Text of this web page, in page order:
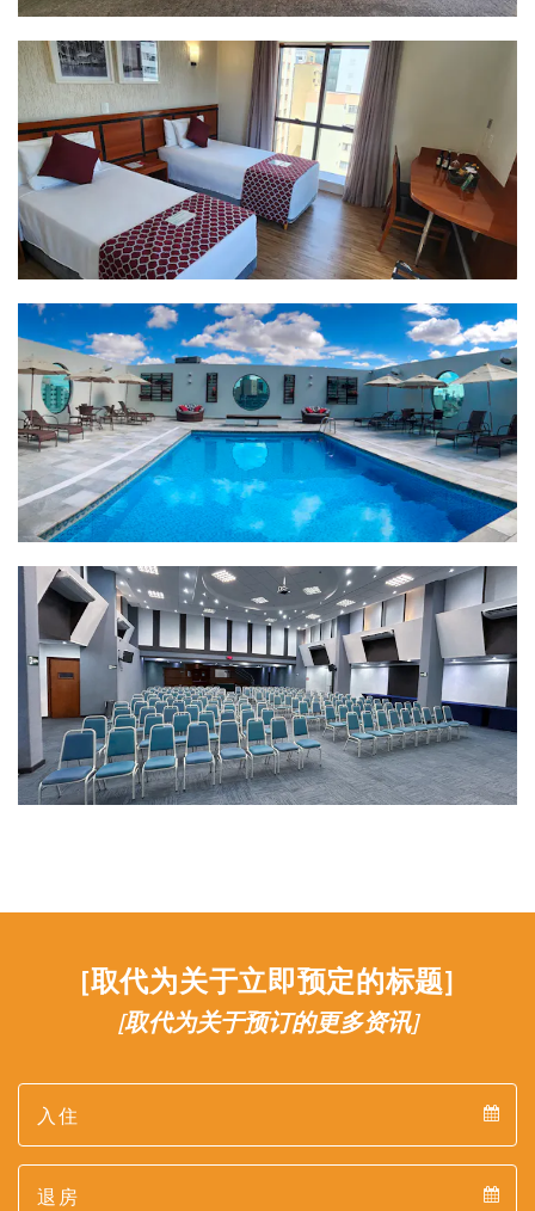
[取代为关于立即预定的标题]
[取代为关于预订的更多资讯]